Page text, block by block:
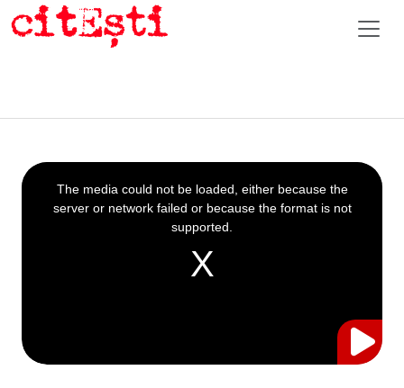
This
is
a
The media could not be loaded, either because the
server or network failed or because the format is not
supported.